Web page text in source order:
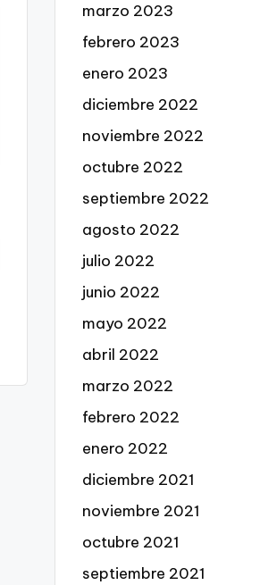
marzo 2023
febrero 2023
enero 2023
diciembre 2022
noviembre 2022
octubre 2022
septiembre 2022
agosto 2022
julio 2022
junio 2022
mayo 2022
abril 2022
marzo 2022
febrero 2022
enero 2022
diciembre 2021
noviembre 2021
octubre 2021
septiembre 2021